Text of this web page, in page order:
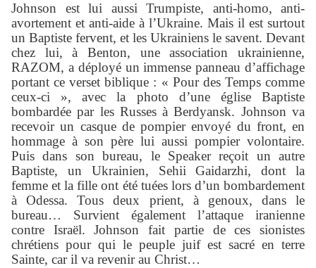
Johnson est lui aussi Trumpiste, anti-homo, anti-
avortement et anti-aide à l’Ukraine. Mais il est surtout
un Baptiste fervent, et les Ukrainiens le savent. Devant
chez lui, à Benton, une association ukrainienne,
RAZOM, a déployé un immense panneau d’affichage
portant ce verset biblique : « Pour des Temps comme
ceux-ci », avec la photo d’une église Baptiste
bombardée par les Russes à Berdyansk. Johnson va
recevoir un casque de pompier envoyé du front, en
hommage à son père lui aussi pompier volontaire.
Puis dans son bureau, le Speaker reçoit un autre
Baptiste, un Ukrainien, Sehii Gaidarzhi, dont la
femme et la fille ont été tuées lors d’un bombardement
à Odessa. Tous deux prient, à genoux, dans le
bureau… Survient également l’attaque iranienne
contre Israël. Johnson fait partie de ces sionistes
chrétiens pour qui le peuple juif est sacré en terre
Sainte, car il va revenir au Christ…